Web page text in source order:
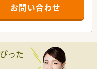
関連会社を運営しており、安
店舗など様々な店舗にてご
組み、八王子市において最も
開を行っております。
ができているため疑義照会
お問い合わせ
った